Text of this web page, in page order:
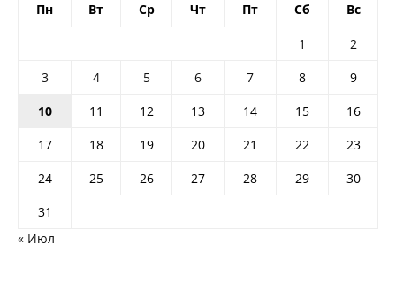
Пн Вт Ср Чт Пт Сб Вс
1
2
3
4 5 6 7 8
9
10
11 12 13 14 15
16
17
18 19 20 21 22
23
24
25 26 27 28 29
30
31
« Июл